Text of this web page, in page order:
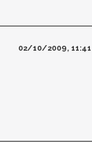
02/10/2009, 11:41